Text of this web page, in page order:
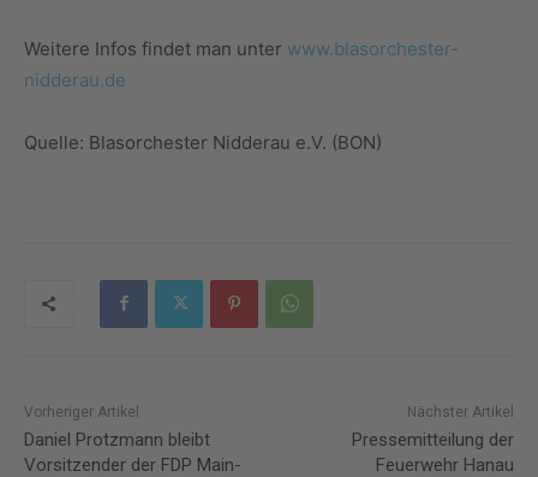
Weitere Infos findet man unter www.blasorchester-
nidderau.de
Quelle: Blasorchester Nidderau e.V. (BON)
Vorheriger Artikel
Daniel Protzmann bleibt
Vorsitzender der FDP Main-
Nächster Artikel
Pressemitteilung der
Feuerwehr Hanau